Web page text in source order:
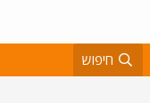
חיפוש